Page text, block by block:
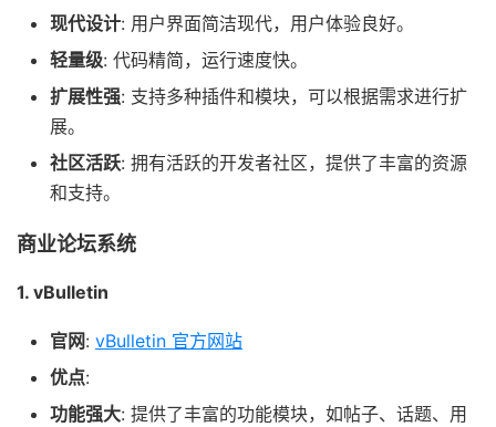
现代设计: 用户界面简洁现代，用户体验良好。
轻量级: 代码精简，运行速度快。
扩展性强: 支持多种插件和模块，可以根据需求进行扩
展。
社区活跃: 拥有活跃的开发者社区，提供了丰富的资源
和支持。
商业论坛系统
1. vBulletin
官网: vBulletin 官方网站
优点:
功能强大: 提供了丰富的功能模块，如帖子、话题、用